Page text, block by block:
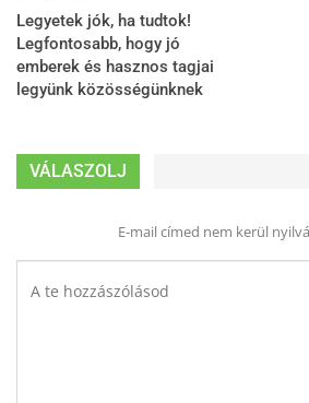
Legyetek jók, ha tudtok!
Legfontosabb, hogy jó
emberek és hasznos tagjai
legyünk közösségünknek
VÁLASZOLJ
E-mail címed nem kerül